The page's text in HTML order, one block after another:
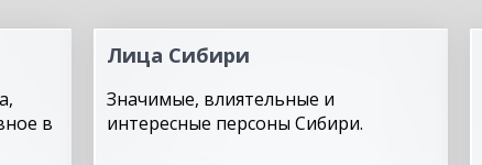
в
Лица Сибири
Значимые, влиятельные и
интересные персоны Сибири.